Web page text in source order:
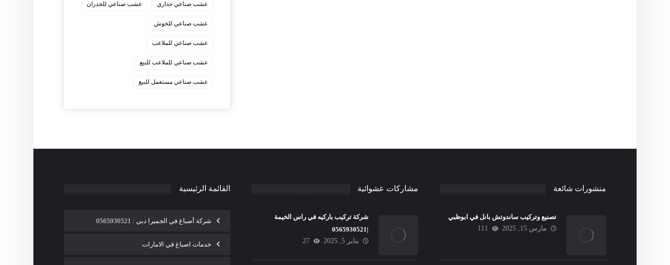
عشب صناعي جداري عشب صناعي للجدران
عشب صناعي للحوش
عشب صناعي للملاعب
عشب صناعي للملاعب للبيع
عشب صناعي مستعمل للبيع
منشورات شائعة
تصنيع وتركيب ساندوتش بانل في ابوظبي
مارس 15, 2025
111
مشاركات عشوائية
شركة تركيب باركيه في راس الخيمة
|0565930521
يناير 5, 2025
27
القائمة الرئيسية
شركة أصباغ في الجميرا دبي : 0565930521
خدمات اصباغ في الامارات